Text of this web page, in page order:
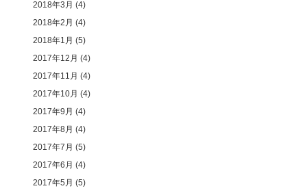
2018年3月 (4)
2018年2月 (4)
2018年1月 (5)
2017年12月 (4)
2017年11月 (4)
2017年10月 (4)
2017年9月 (4)
2017年8月 (4)
2017年7月 (5)
2017年6月 (4)
2017年5月 (5)